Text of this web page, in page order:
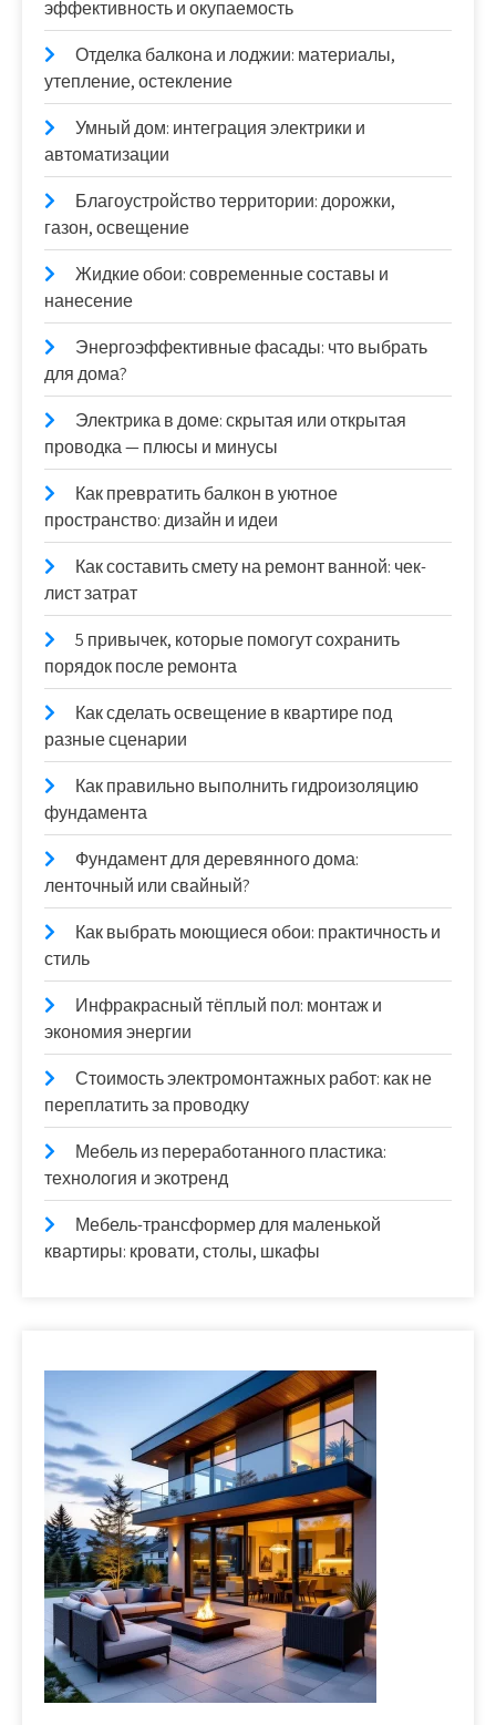
эффективность и окупаемость
Отделка балкона и лоджии: материалы,
утепление, остекление
Умный дом: интеграция электрики и
автоматизации
Благоустройство территории: дорожки,
газон, освещение
Жидкие обои: современные составы и
нанесение
Энергоэффективные фасады: что выбрать
для дома?
Электрика в доме: скрытая или открытая
проводка — плюсы и минусы
Как превратить балкон в уютное
пространство: дизайн и идеи
Как составить смету на ремонт ванной: чек-
лист затрат
5 привычек, которые помогут сохранить
порядок после ремонта
Как сделать освещение в квартире под
разные сценарии
Как правильно выполнить гидроизоляцию
фундамента
Фундамент для деревянного дома:
ленточный или свайный?
Как выбрать моющиеся обои: практичность и
стиль
Инфракрасный тёплый пол: монтаж и
экономия энергии
Стоимость электромонтажных работ: как не
переплатить за проводку
Мебель из переработанного пластика:
технология и экотренд
Мебель-трансформер для маленькой
квартиры: кровати, столы, шкафы